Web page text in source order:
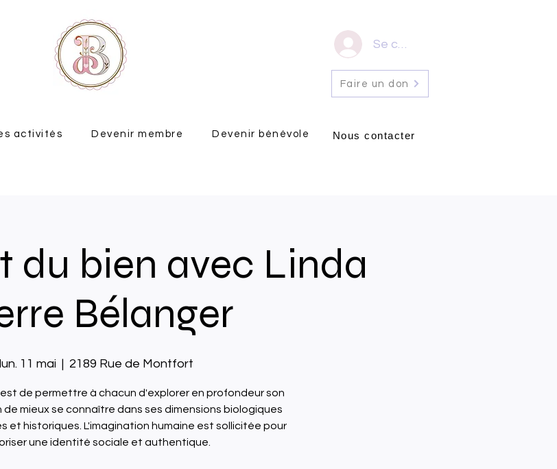
Se connecter
Faire un don
activités Devenir membre Devenir bénévole Nous contacter
du bien avec Linda
Bélanger
lun. 11 mai
  |
2189 Rue de Montfort
de permettre à chacun d'explorer en profondeur son
de mieux se connaître dans ses dimensions biologiques
et historiques. L'imagination humaine est sollicitée pour
une identité sociale et authentique.